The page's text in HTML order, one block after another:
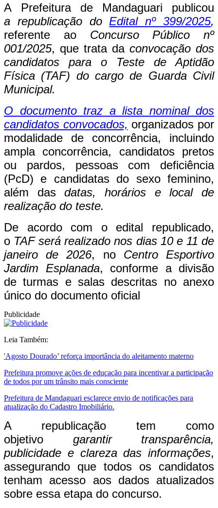
A Prefeitura de Mandaguari publicou
a republicação do Edital nº 399/2025,
referente aoConcurso Público nº
001/2025, que trata da convocação dos
candidatos para o Teste de Aptidão
Física (TAF) do cargo de Guarda Civil
Municipal.
O documento traz a lista nominal dos
candidatos convocados, organizados por
modalidade de concorrência, incluindo
ampla concorrência, candidatos pretos
ou pardos, pessoas com deficiência
(PcD) e candidatas do sexo feminino,
além dasdatas, horários e local de
realização do teste.
De acordo com o edital republicado,
o TAF será realizado nos dias 10 e 11 de
janeiro de 2026, noCentro Esportivo
Jardim Esplanada, conforme a divisão
de turmas e salas descritas no anexo
único do documento oficial
Publicidade
Leia Também:
'Agosto Dourado’ reforça importância do aleitamento materno
Prefeitura promove ações de educação para incentivar a participação
de todos por um trânsito mais consciente
Prefeitura de Mandaguari esclarece envio de notificações para
atualização do Cadastro Imobiliário.
A republicação tem como
objetivo garantir transparência,
publicidade e clareza das informações,
assegurando que todos os candidatos
tenham acesso aos dados atualizados
sobre essa etapa do concurso.